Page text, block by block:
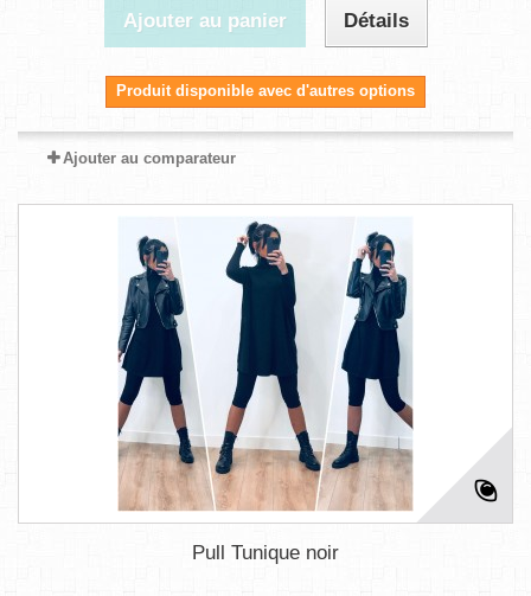
Ajouter au panier Détails
Produit disponible avec d'autres options
Ajouter au comparateur
Pull Tunique noir